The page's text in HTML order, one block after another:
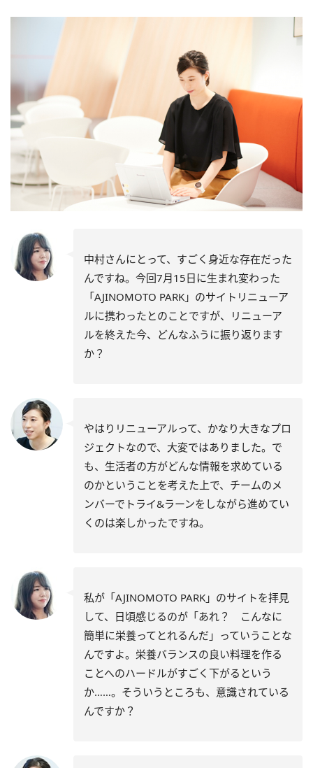
中村さんにとって、すごく身近な存在だった
んですね。今回7月15日に生まれ変わった
「AJINOMOTO PARK」のサイトリニューア
ルに携わったとのことですが、リニューア
ルを終えた今、どんなふうに振り返ります
か？
やはりリニューアルって、かなり大きなプロ
ジェクトなので、大変ではありました。で
も、生活者の方がどんな情報を求めている
のかということを考えた上で、チームのメ
ンバーでトライ&ラーンをしながら進めてい
くのは楽しかったですね。
私が「AJINOMOTO PARK」のサイトを拝見
して、日頃感じるのが「あれ？ こんなに
簡単に栄養ってとれるんだ」っていうことな
んですよ。栄養バランスの良い料理を作る
ことへのハードルがすごく下がるという
か……。そういうところも、意識されている
んですか？